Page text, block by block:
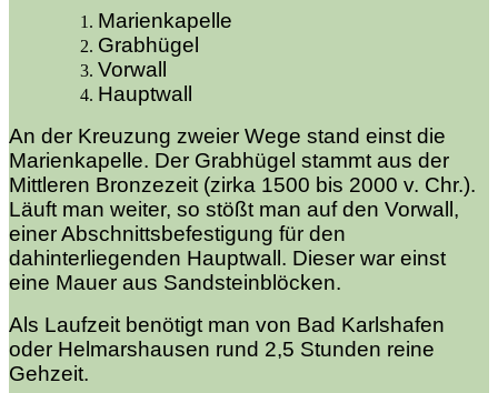
Marienkapelle
Grabhügel
Vorwall
Hauptwall
An der Kreuzung zweier Wege stand einst die
Marienkapelle. Der Grabhügel stammt aus der
Mittleren Bronzezeit (zirka 1500 bis 2000 v. Chr.).
Läuft man weiter, so stößt man auf den Vorwall,
einer Abschnittsbefestigung für den
dahinterliegenden Hauptwall. Dieser war einst
eine Mauer aus Sandsteinblöcken.
Als Laufzeit benötigt man von Bad Karlshafen
oder Helmarshausen rund 2,5 Stunden reine
Gehzeit.